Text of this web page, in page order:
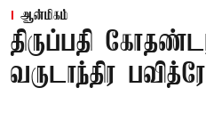
ஆன்மிகம்
திருப்பதி
வருடாந்திர